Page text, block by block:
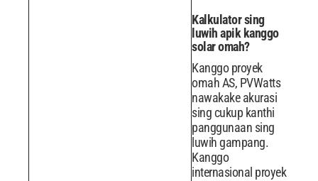
Kalkulator sing
luwih apik kanggo
solar omah?
Kanggo proyek
omah AS, PVWatts
nawakake akurasi
sing cukup kanthi
panggunaan sing
luwih gampang.
Kanggo
internasional proyek